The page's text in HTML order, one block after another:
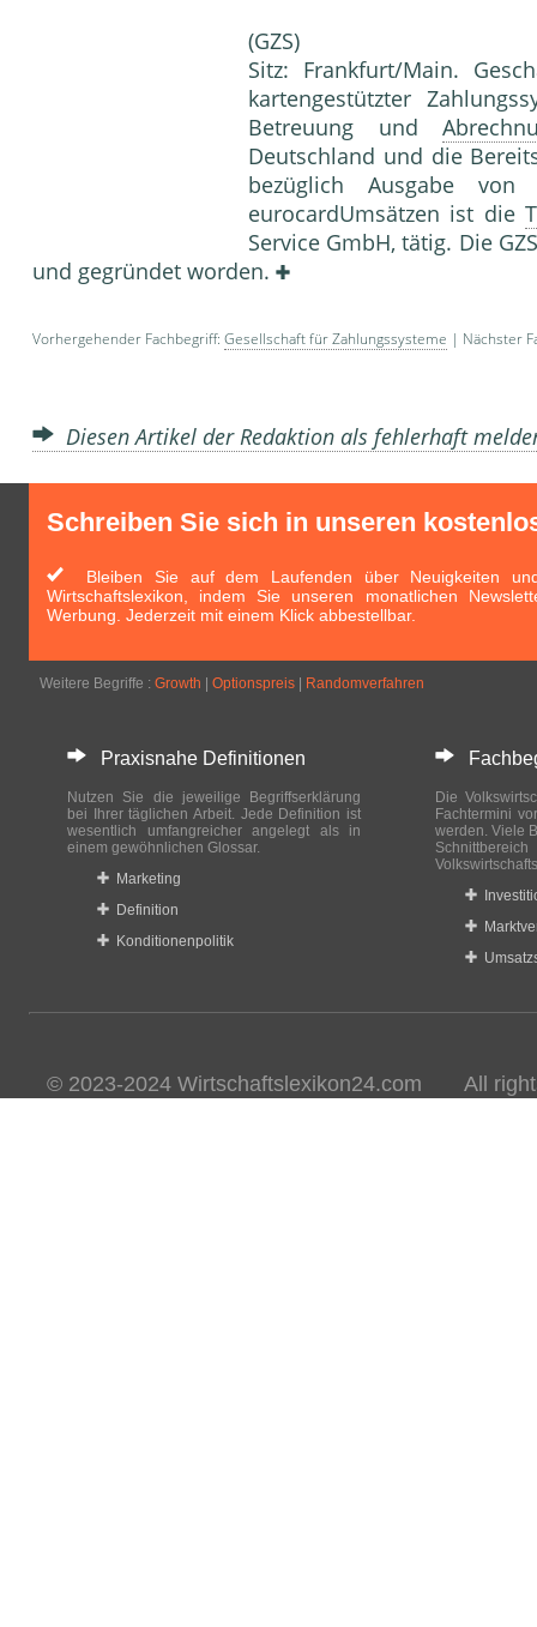
(GZS)
Sitz: Frankfurt/Main.
kartengestützter
Betreuung und
Deutschland und die
bezüglich Ausgabe
eurocardUmsätzen ist die
Service GmbH, tätig. Die
und gegründet worden.
Vorhergehender Fachbegriff: Gesellschaft für Zahlungssysteme | Nächster
Diesen Artikel der Redaktion als fehlerhaft
Schreiben Sie sich in unseren
Bleiben Sie auf dem Laufenden über Neuigkeiten
Wirtschaftslexikon, indem Sie unseren monatlichen
Werbung. Jederzeit mit einem Klick abbestellbar.
Weitere Begriffe : Growth Optionspreis Randomverfahren
Praxisnahe Definitionen
Nutzen Sie die jeweilige Begriffserklärung
bei Ihrer täglichen Arbeit. Jede Definition ist
wesentlich umfangreicher angelegt als in
einem gewöhnlichen Glossar.
Marketing
Definition
Konditionenpolitik
Die
Fachtermini
werden. Viele
© 2023-2024 Wirtschaftslexikon24.com All